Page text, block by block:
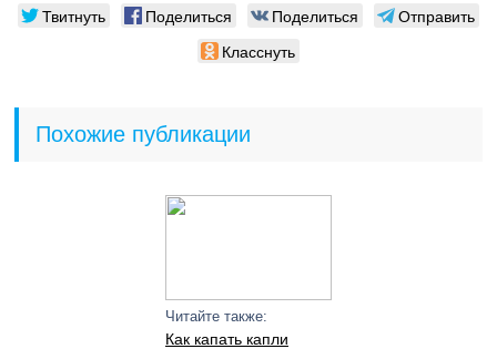
Твитнуть Поделиться Поделиться
Отправить
Класснуть
Похожие публикации
Читайте также:
Как капать капли